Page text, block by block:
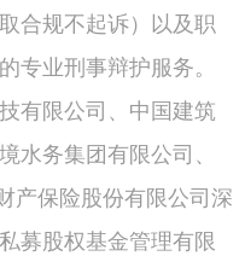
合规不起诉）以及职
专业刑事辩护服务。
有限公司、中国建筑
水务集团有限公司、
产保险股份有限公司深
募股权基金管理有限